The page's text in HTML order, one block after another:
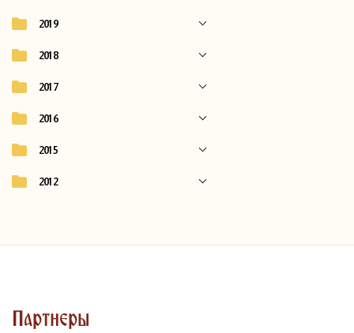
2019
2018
2017
2016
2015
2012
Партнеры